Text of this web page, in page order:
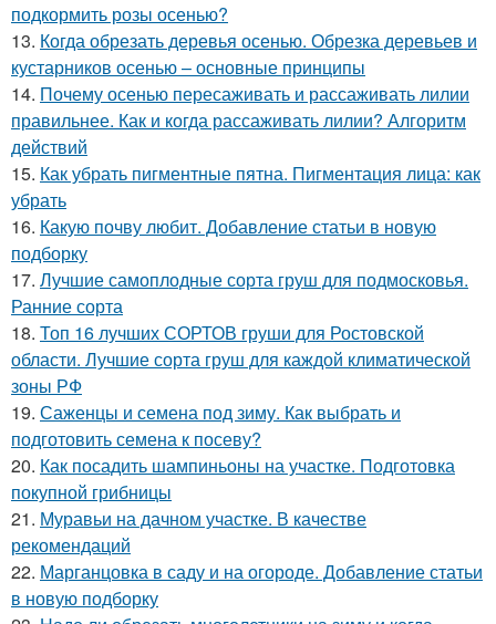
подкормить розы осенью?
13. Когда обрезать деревья осенью. Обрезка деревьев и
кустарников осенью – основные принципы
14. Почему осенью пересаживать и рассаживать лилии
правильнее. Как и когда рассаживать лилии? Алгоритм
действий
15. Как убрать пигментные пятна. Пигментация лица: как
убрать
16. Какую почву любит. Добавление статьи в новую
подборку
17. Лучшие самоплодные сорта груш для подмосковья.
Ранние сорта
18. Топ 16 лучших СОРТОВ груши для Ростовской
области. Лучшие сорта груш для каждой климатической
зоны РФ
19. Саженцы и семена под зиму. Как выбрать и
подготовить семена к посеву?
20. Как посадить шампиньоны на участке. Подготовка
покупной грибницы
21. Муравьи на дачном участке. В качестве
рекомендаций
22. Марганцовка в саду и на огороде. Добавление статьи
в новую подборку